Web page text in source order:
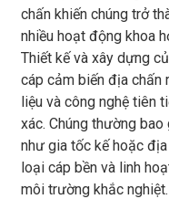
chấn khiến chúng trở
nhiều hoạt động khoa
Thiết kế và xây dựng
cáp cảm biến địa chấn
liệu và công nghệ tiên
xác. Chúng thường
như gia tốc kế hoặc
loại cáp bền và linh
môi trường khắc